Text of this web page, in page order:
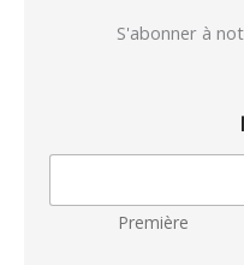
S'abonner à
Première